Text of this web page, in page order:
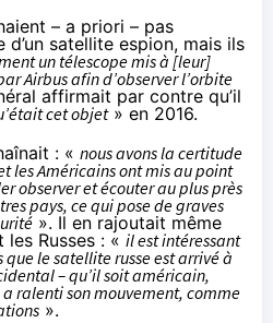
– a priori – pas
satellite espion, mais ils
un télescope mis à [leur]
Airbus afin d’observer l’orbite
affirmait par contre qu’il
cet objet» en 2016.
: « nous avons la certitude
les Américains ont mis au point
observer et écouter au plus près
pays, ce qui pose de graves
». Il en rajoutait même
Russes : « il est intéressant
le satellite russe est arrivé à
– qu’il soit américain,
ralenti son mouvement, comme
».